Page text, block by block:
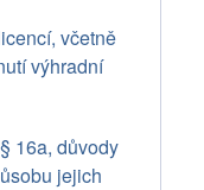
včetně
výhradní
16a, důvody
jejich